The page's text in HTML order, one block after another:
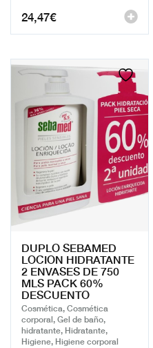
24,47€
DUPLO SEBAMED
LOCION HIDRATANTE
2 ENVASES DE 750
MLS PACK 60%
DESCUENTO
Cosmética, Cosmética
corporal, Gel de baño,
hidratante, Hidratante,
Higiene, Higiene corporal